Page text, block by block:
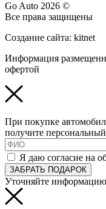
Go Auto 2026 ©
Все права защищены
Создание сайта: kitnet
Информация
офертой
При покупке
получите
Я даю согласие на
ЗАБРАТЬ ПОДАРОК
Уточняйте